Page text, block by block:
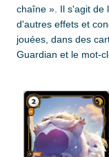
chaîne ». Il s'agit de
d'autres effets et
jouées, dans des
Guardian et le mot-